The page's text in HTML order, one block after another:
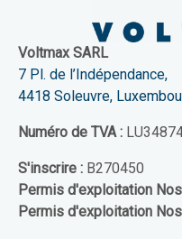
Voltmax SARL
7 Pl. de l’Indépendance,
4418 Soleuvre,
Numéro de TVA :
S'inscrire : B270450
Permis d'exploitation
Permis d'exploitation